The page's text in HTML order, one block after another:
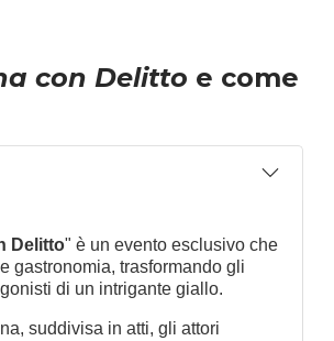
con Delitto e come
Delitto" è un evento esclusivo che
gastronomia, trasformando gli
di un intrigante giallo.
suddivisa in atti, gli attori